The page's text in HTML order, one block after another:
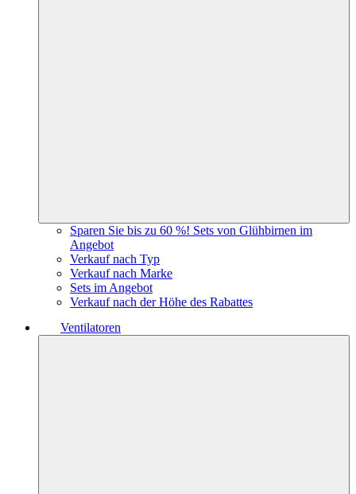
Sparen Sie bis zu 60 %! Sets von Glühbirnen im
Angebot
Verkauf nach Typ
Verkauf nach Marke
Sets im Angebot
Verkauf nach der Höhe des Rabattes
Ventilatoren